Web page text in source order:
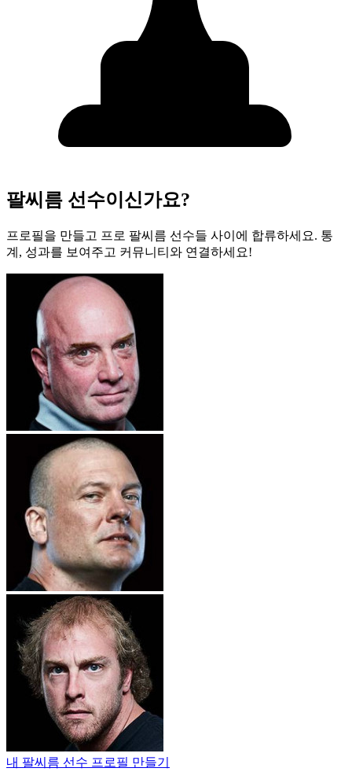
팔씨름 선수이신가요?
프로필을 만들고 프로 팔씨름 선수들 사이에 합류하세요. 통
계, 성과를 보여주고 커뮤니티와 연결하세요!
내 팔씨름 선수 프로필 만들기